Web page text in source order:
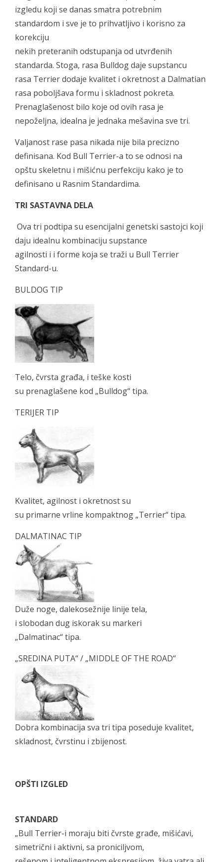
izgledu koji se danas smatra potrebnim
standardom i sve je to prihvatljivo i korisno za
korekciju
nekih preteranih odstupanja od utvrđenih
standarda. Stoga, rasa Bulldog daje supstancu
rasa Terrier dodaje kvalitet i okretnost a Dalmatian
rasa poboljšava formu i skladnost pokreta.
Prenaglašenost bilo koje od ovih rasa je
nepoželjna, idealna je jednaka mešavina sve tri.
Valjanost rase pasa nikada nije bila precizno
definisana. Kod Bull Terrier-a to se odnosi na
opštu skeletnu i mišićnu perfekciju kako je to
definisano u Rasnim Standardima.
TRI SASTAVNA DELA
Ova tri podtipa su esencijalni genetski sastojci koji
daju idealnu kombinaciju supstance
agilnosti i i forme koja se traži u Bull Terrier
Standard-u.
BULDOG TIP
Telo, čvrsta građa, i teške kosti
su prenaglašene kod „Bulldog“ tipa.
TERIJER TIP
Kvalitet, agilnost i okretnost su
su primarne vrline kompaktnog „Terrier“ tipa.
DALMATINAC TIP
Duže noge, dalekosežnije linije tela,
i slobodan dug iskorak su markeri
„Dalmatinac“ tipa.
„SREDINA PUTA“ / „MIDDLE OF THE ROAD“
Dobra kombinacija sva tri tipa poseduje kvalitet,
skladnost, čvrstinu i zbijenost.
OPŠTI IZGLED
STANDARD
„Bull Terrier-i moraju biti čvrste građe, mišićavi,
simetrični i aktivni, sa proniciljvom,